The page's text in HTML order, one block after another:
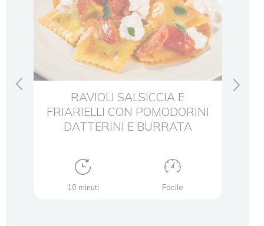
RAVIOLI SALSICCIA E
FRIARIELLI CON POMODORINI
DATTERINI E BURRATA
10 minuti Facile